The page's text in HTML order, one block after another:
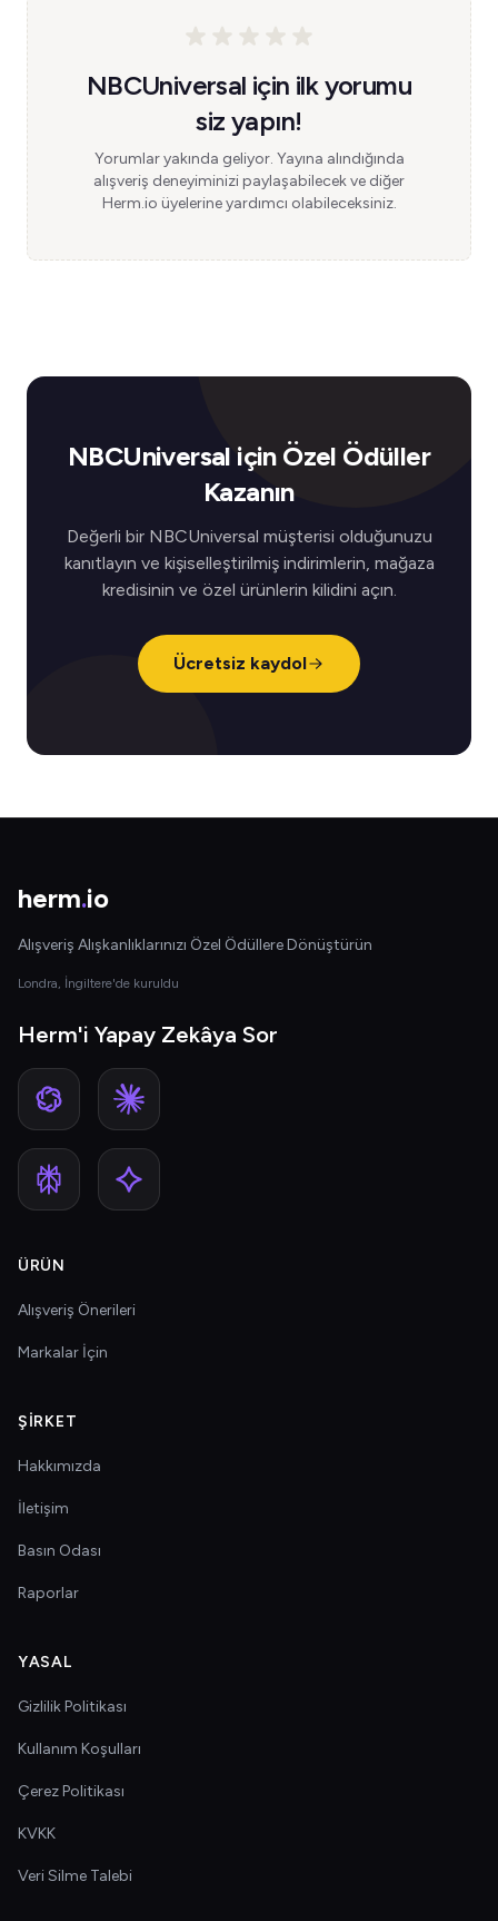
NBCUniversal için ilk yorumu
siz yapın!
Yorumlar yakında geliyor. Yayına alındığında
alışveriş deneyiminizi paylaşabilecek ve diğer
Herm.io üyelerine yardımcı olabileceksiniz.
NBCUniversal için Özel Ödüller
Kazanın
Değerli bir NBCUniversal müşterisi olduğunuzu
kanıtlayın ve kişiselleştirilmiş indirimlerin, mağaza
kredisinin ve özel ürünlerin kilidini açın.
Ücretsiz kaydol
herm.io
Alışveriş Alışkanlıklarınızı Özel Ödüllere Dönüştürün
Londra, İngiltere'de kuruldu
Herm'i Yapay Zekâya Sor
ÜRÜN
Alışveriş Önerileri
Markalar İçin
ŞIRKET
Hakkımızda
İletişim
Basın Odası
Raporlar
YASAL
Gizlilik Politikası
Kullanım Koşulları
Çerez Politikası
KVKK
Veri Silme Talebi